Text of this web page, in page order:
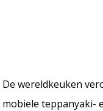
De wereldkeuken
mobiele teppanyaki-